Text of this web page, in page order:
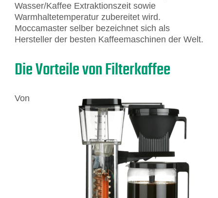
Wasser/Kaffee Extraktionszeit sowie
Warmhaltetemperatur zubereitet wird.
Moccamaster selber bezeichnet sich als
Hersteller der besten Kaffeemaschinen der Welt.
Die Vorteile von Filterkaffee
Von